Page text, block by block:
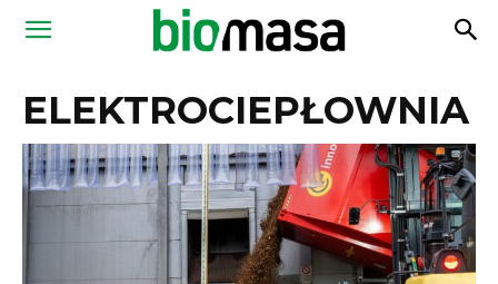
Magazyn
ELEKTROCIEPŁOWNIA